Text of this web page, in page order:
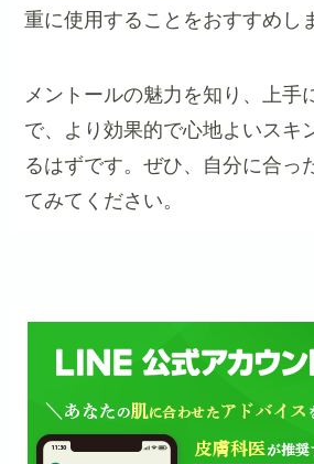
重に使用することをおすすめし
メントールの魅力を知り、上手
で、より効果的で心地よいスキ
るはずです。ぜひ、自分に合っ
てみてください。